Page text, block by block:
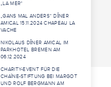
„LA MER“
„GANS MAL ANDERS“ DȊNER
AMICAL 15.11.2024 CHAPEAU LA
VACHE
NIKOLAUS DȊNER AMICAL IM
PARKHOTEL BREMEN AM
06.12.2024
CHARITY-EVENT FÜR DIE
CHAÎNE-STIFTUNG BEI MARGOT
UND ROLF BERGMANN AM